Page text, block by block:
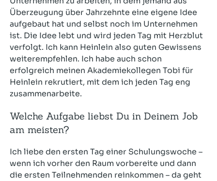
Überzeugung über Jahrzehnte eine eigene Idee
aufgebaut hat und selbst noch im Unternehmen
ist. Die Idee lebt und wird jeden Tag mit Herzblut
verfolgt. Ich kann Heinlein also guten Gewissens
weiterempfehlen. Ich habe auch schon
erfolgreich meinen Akademiekollegen Tobi für
Heinlein rekrutiert, mit dem ich jeden Tag eng
zusammenarbeite.
Welche Aufgabe liebst Du in Deinem Job
am meisten?
Ich liebe den ersten Tag einer Schulungswoche –
wenn ich vorher den Raum vorbereite und dann
die ersten Teilnehmenden reinkommen – da geht